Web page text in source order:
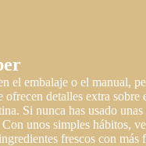
el embalaje o el manual,
ofrecen detalles extra
Si nunca has usado
unos simples hábitos,
frescos con más